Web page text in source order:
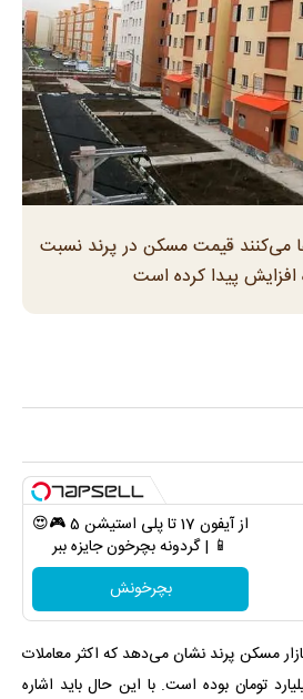
می‌کنند قیمت مسکن در پرند نسبت
از آیفون 17 تا پلی استیشن 5 🎮😍
📱 | گردونه بچرخون جایزه ببر
بچرخونش
مسکن پرند نشان می‌دهد که اکثر معاملات
تومان بوده است. با این حال باید اشاره